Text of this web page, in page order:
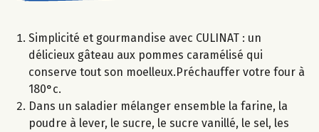
Simplicité et gourmandise avec CULINAT : un
délicieux gâteau aux pommes caramélisé qui
conserve tout son moelleux.Préchauffer votre four à
180°c.
Dans un saladier mélanger ensemble la farine, la
poudre à lever, le sucre, le sucre vanillé, le sel, les